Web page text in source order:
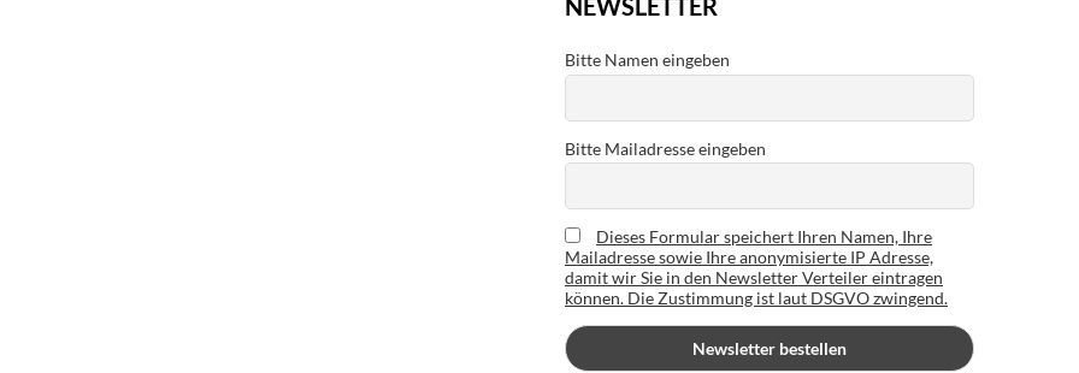
NEWSLETTER
Bitte Namen eingeben
Bitte Mailadresse eingeben
Dieses Formular speichert Ihren Namen, Ihre
Mailadresse sowie Ihre anonymisierte IP Adresse,
damit wir Sie in den Newsletter Verteiler eintragen
können. Die Zustimmung ist laut DSGVO zwingend.